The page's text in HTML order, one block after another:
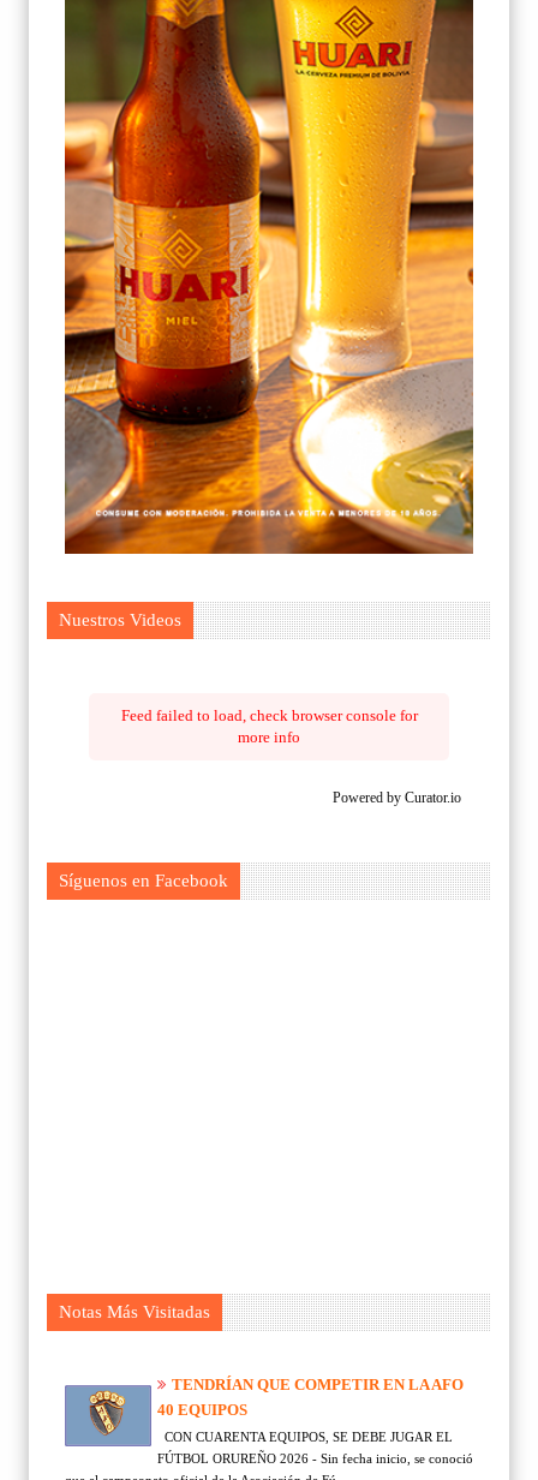
Nuestros Videos
Feed failed to load, check browser console for
more info
Powered by Curator.io
Síguenos en Facebook
Notas Más Visitadas
TENDRÍAN QUE COMPETIR EN LA AFO
40 EQUIPOS
CON CUARENTA EQUIPOS, SE DEBE JUGAR EL
FÚTBOL ORUREÑO 2026 - Sin fecha inicio, se conoció